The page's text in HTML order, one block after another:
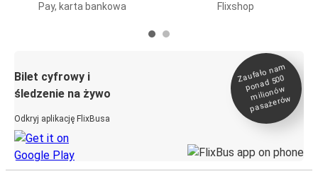
Pay, karta bankowa
Flixshop
Bilet cyfrowy i
śledzenie na żywo
Odkryj aplikację FlixBusa
Zaufało na
m
ponad 500
milionó
w
pasażeró
w